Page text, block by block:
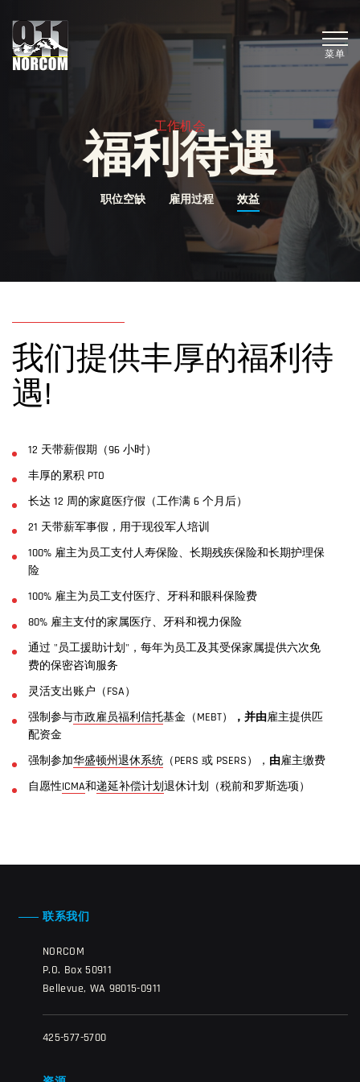
菜单
工作机会
福利待遇
职位空缺 雇用过程 效益
我们提供丰厚的福利待
遇!
12 天带薪假期（96 小时）
丰厚的累积 PTO
长达 12 周的家庭医疗假（工作满 6 个月后）
21 天带薪军事假，用于现役军人培训
100% 雇主为员工支付人寿保险、长期残疾保险和长期护理保
险
100% 雇主为员工支付医疗、牙科和眼科保险费
80% 雇主支付的家属医疗、牙科和视力保险
通过 "员工援助计划"，每年为员工及其受保家属提供六次免
费的保密咨询服务
灵活支出账户（FSA）
强制参与市政雇员福利信托基金（MEBT） ，并由雇主提供匹
配资金
强制参加华盛顿州退休系统 （PERS 或 PSERS）， 由雇主缴费
自愿性ICMA和递延补偿计划退休计划（税前和罗斯选项）
联系我们
NORCOM
P.O. Box 50911
Bellevue, WA 98015-0911
425-577-5700